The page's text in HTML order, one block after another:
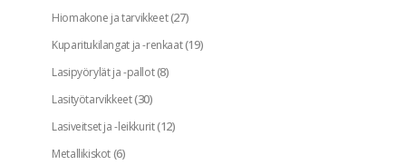
Hiomakone ja tarvikkeet(27)
Kuparitukilangat ja -renkaat(19)
Lasipyörylät ja -pallot(8)
Lasityötarvikkeet(30)
Lasiveitset ja -leikkurit(12)
Metallikiskot(6)